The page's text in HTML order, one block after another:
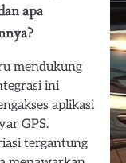
apa
mendukung
ini
aplikasi
GPS.
tergantung